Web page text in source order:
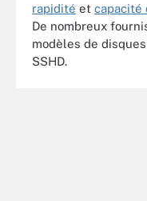
rapidité et capacité
De nombreux
modèles de
SSHD.